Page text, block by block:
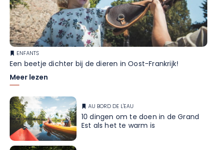
ENFANTS
Een beetje dichter bij de dieren in Oost-Frankrijk!
Meer lezen
AU BORD DE L'EAU
10 dingen om te doen in de Grand
Est als het te warm is